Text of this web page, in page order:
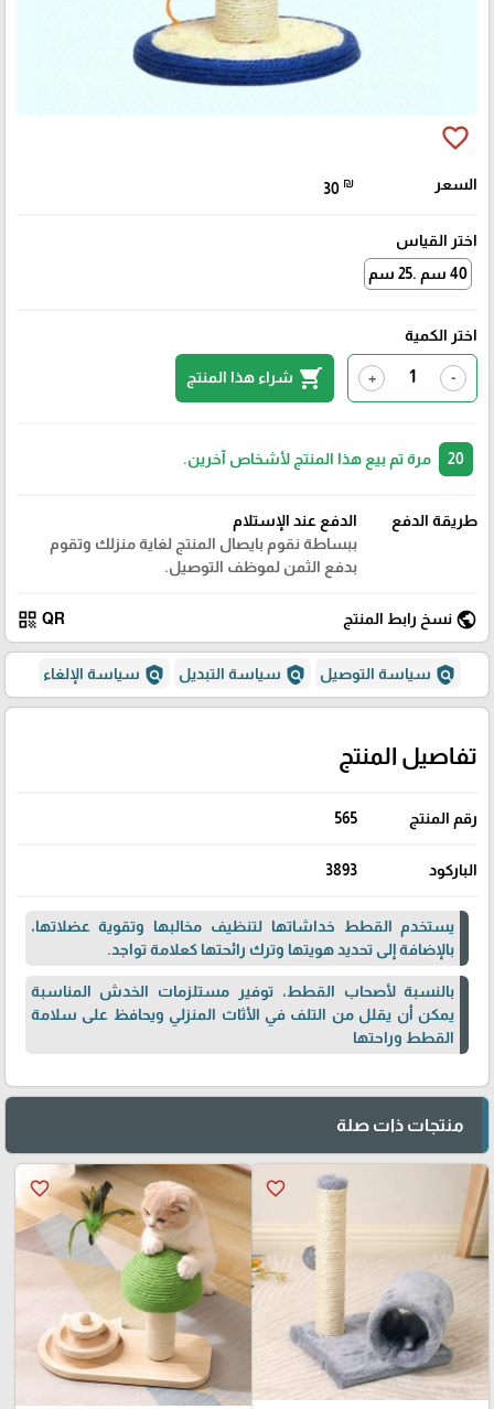
favorite_border
السعر 30 ₪
اختر القياس
40 سم .25 سم
اختر الكمية
-
+
shopping_cart شراء هذا المنتج
مرة تم بيع هذا المنتج لأشخاص آخرين.
طريقة الدفع
الدفع عند الإستلام
ببساطة نقوم بايصال المنتج لغاية منزلك وتقوم
بدفع الثمن لموظف التوصيل.
public نسخ رابط المنتج QR
qr_code
policy سياسة التوصيل policy سياسة التبديل policy سياسة الإلغاء
تفاصيل المنتج
رقم المنتج 565
الباركود 3893
يستخدم القطط خداشاتها لتنظيف مخالبها وتقوية عضلاتها،
بالإضافة إلى تحديد هويتها وترك رائحتها كعلامة تواجد.
بالنسبة لأصحاب القطط، توفير مستلزمات الخدش المناسبة
يمكن أن يقلل من التلف في الأثاث المنزلي ويحافظ على سلامة
القطط وراحتها
منتجات ذات صلة
favorite_border
favorite_border